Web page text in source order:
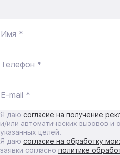
Имя *
Телефон *
E-mail *
Я даю согласие на получение
и/или автоматических вызовов и
указанных целей.
Я даю согласие на обработку
заявки согласно политике